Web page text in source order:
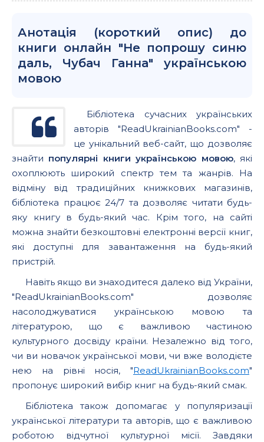
Анотація (короткий опис) до
книги онлайн "Не попрошу синю
даль, Чубач Ганна" українською
мовою
Бібліотека сучасних українських
авторів "ReadUkrainianBooks.com" -
це унікальний веб-сайт, що дозволяє
знайти популярні книги українською мовою, які
охоплюють широкий спектр тем та жанрів. На
відміну від традиційних книжкових магазинів,
бібліотека працює 24/7 та дозволяє читати будь-
яку книгу в будь-який час. Крім того, на сайті
можна знайти безкоштовні електронні версії книг,
які доступні для завантаження на будь-який
пристрій.
Навіть якщо ви знаходитеся далеко від України,
"ReadUkrainianBooks.com" дозволяє
насолоджуватися українською мовою та
літературою, що є важливою частиною
культурного досвіду країни. Незалежно від того,
чи ви новачок української мови, чи вже володієте
нею на рівні носія, "ReadUkrainianBooks.com"
пропонує широкий вибір книг на будь-який смак.
Бібліотека також допомагає у популяризації
української літератури та авторів, що є важливою
роботою відчутної культурної місії. Завдяки